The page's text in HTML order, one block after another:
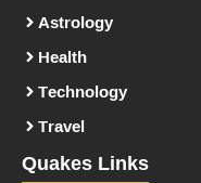
Astrology
Health
Technology
Travel
Quakes Links